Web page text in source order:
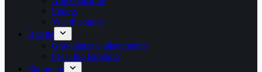
Fitness
Vita di coppia
Ricette
Gravidanza e allattamento
Per il tuo bambino
Shopping